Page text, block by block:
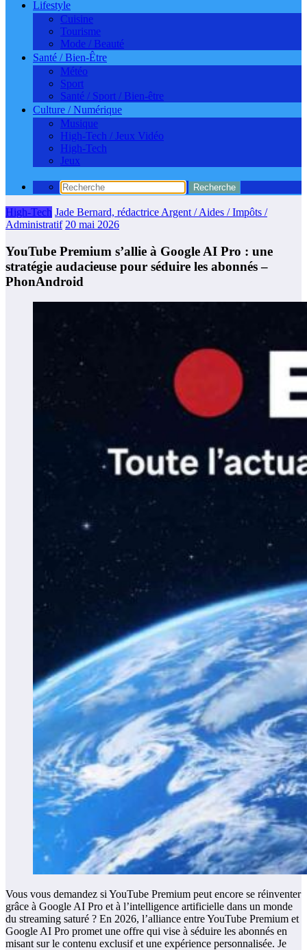
Lifestyle
Cuisine
Tourisme
Mode / Beauté
Santé / Bien-Être
Météo
Sport
Santé / Sport / Bien-être
Culture / Numérique
Musique
High-Tech / Jeux Vidéo
High-Tech
Jeux
High-Tech Jade Bernard, rédactrice Argent / Aides / Impôts /
Administratif 20 mai 2026
YouTube Premium s’allie à Google AI Pro : une
stratégie audacieuse pour séduire les abonnés –
PhonAndroid
Vous vous demandez si YouTube Premium peut encore se réinventer
grâce à Google AI Pro et à l’intelligence artificielle dans un monde
du streaming saturé ? En 2026, l’alliance entre YouTube Premium et
Google AI Pro promet une offre qui vise à séduire les abonnés en
misant sur le contenu exclusif et une expérience personnalisée. Je